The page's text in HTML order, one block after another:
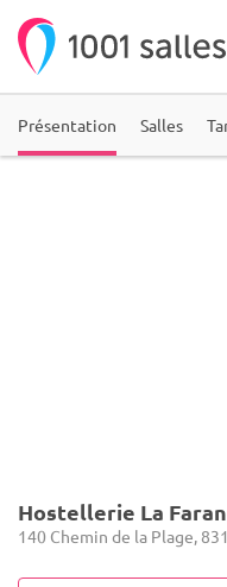
Présentation Salles
Hostellerie La
140 Chemin de la Plage,